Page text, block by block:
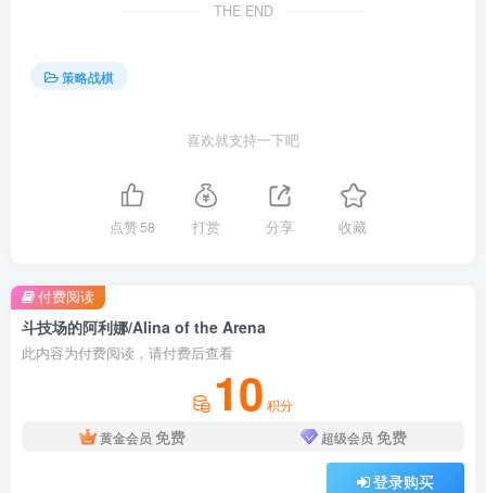
THE END
策略战棋
喜欢就支持一下吧
点赞58 打赏 分享 收藏
斗技场的阿利娜/Alina of the Arena
此内容为付费阅读，请付费后查看
10 积分
黄金会员 免费 超级会员 免费
登录购买
付费阅读